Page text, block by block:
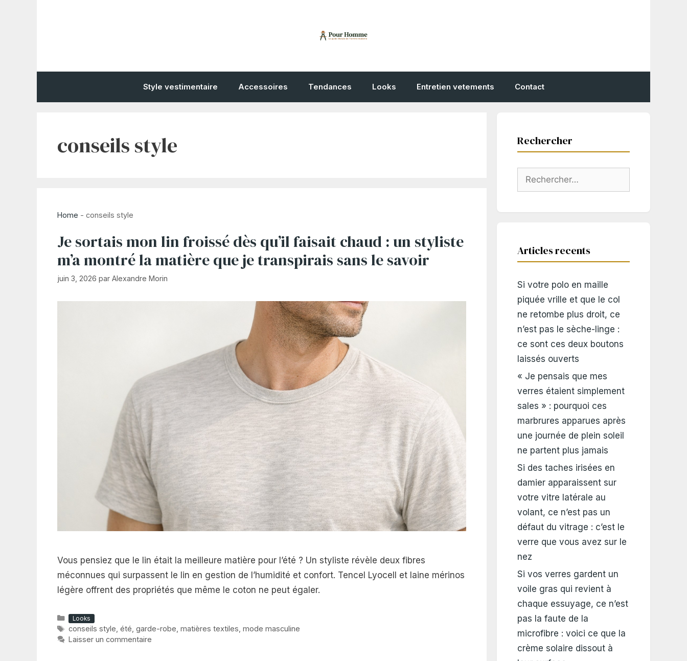
Style vestimentaire Accessoires Tendances Looks Entretien vetements Contact
conseils style
Home - conseils style
Je sortais mon lin froissé dès qu’il faisait chaud : un styliste
m’a montré la matière que je transpirais sans le savoir
juin 3, 2026 par Alexandre Morin
Vous pensiez que le lin était la meilleure matière pour l’été ? Un styliste révèle deux fibres
méconnues qui surpassent le lin en gestion de l’humidité et confort. Tencel Lyocell et laine mérinos
légère offrent des propriétés que même le coton ne peut égaler.
Catégories
Looks
Étiquettes
conseils style été garde-robe matières textiles mode masculine
Laisser un commentaire
Rechercher
Rechercher :
Articles recents
Si votre polo en maille
piquée vrille et que le col
ne retombe plus droit, ce
n’est pas le sèche-linge :
ce sont ces deux boutons
laissés ouverts
« Je pensais que mes
verres étaient simplement
sales » : pourquoi ces
marbrures apparues après
une journée de plein soleil
ne partent plus jamais
Si des taches irisées en
damier apparaissent sur
votre vitre latérale au
volant, ce n’est pas un
défaut du vitrage : c’est le
verre que vous avez sur le
nez
Si vos verres gardent un
voile gras qui revient à
chaque essuyage, ce n’est
pas la faute de la
microfibre : voici ce que la
crème solaire dissout à